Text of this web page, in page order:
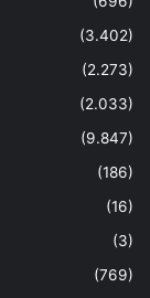
(3.402)
(2.273)
(2.033)
(9.847)
(186)
(16)
(3)
(769)